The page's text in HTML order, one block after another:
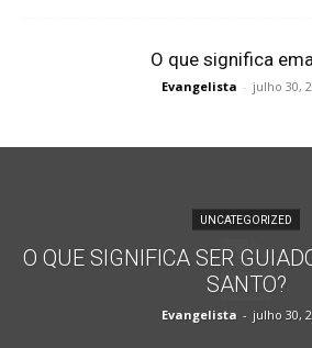
O que significa
Evangelista - julho 30,
UNCATEGORIZED
O QUE SIGNIFICA SER
SANTO?
Evangelista - julho 30,